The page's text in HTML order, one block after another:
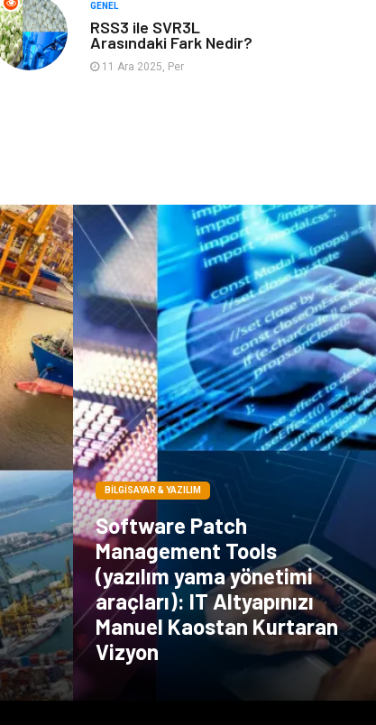
GENEL
RSS3 ile SVR3L
Arasındaki Fark Nedir?
11 Ara 2025, Per
BILGISAYAR & YAZILIM
Software Patch
Management Tools
(yazılım yama yönetimi
araçları): IT Altyapınızı
Manuel Kaostan Kurtaran
Vizyon